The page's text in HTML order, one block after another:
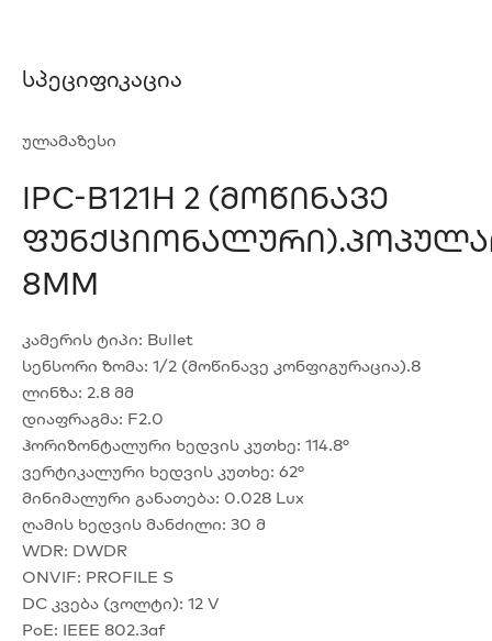
Სპეციფიკაცია
ულამაზესი
IPC-B121H 2 (მოწინავე
8MM
კამერის ტიპი: Bullet
სენსორი ზომა: 1/2 (მოწინავე კონფიგურაცია).8
ლინზა: 2.8 მმ
დიაფრაგმა: F2.0
ჰორიზონტალური ხედვის კუთხე: 114.8°
ვერტიკალური ხედვის კუთხე: 62°
მინიმალური განათება: 0.028 Lux
ღამის ხედვის მანძილი: 30 მ
WDR: DWDR
ONVIF: PROFILE S
DC კვება (ვოლტი): 12 V
PoE: IEEE 802.3af